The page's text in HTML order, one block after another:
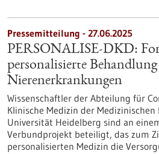
Pressemitteilung - 27.06.2025
PERSONALISE-DKD:
personalisierte
Nierenerkrankungen
Wissenschaftler der Abteilung für
Klinische Medizin der
Universität Heidelberg sind an
Verbundprojekt beteiligt, das zum
personalisierten Medizin die